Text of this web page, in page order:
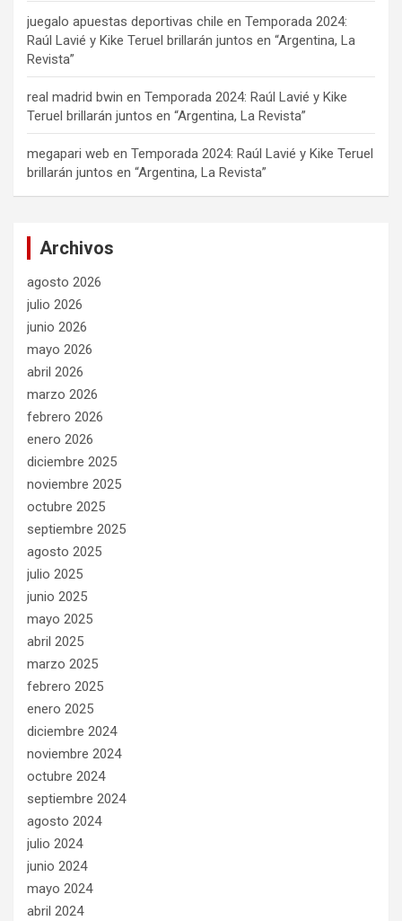
juegalo apuestas deportivas chile en Temporada 2024:
Raúl Lavié y Kike Teruel brillarán juntos en “Argentina, La
Revista”
real madrid bwin en Temporada 2024: Raúl Lavié y Kike
Teruel brillarán juntos en “Argentina, La Revista”
megapari web en Temporada 2024: Raúl Lavié y Kike Teruel
brillarán juntos en “Argentina, La Revista”
Archivos
agosto 2026
julio 2026
junio 2026
mayo 2026
abril 2026
marzo 2026
febrero 2026
enero 2026
diciembre 2025
noviembre 2025
octubre 2025
septiembre 2025
agosto 2025
julio 2025
junio 2025
mayo 2025
abril 2025
marzo 2025
febrero 2025
enero 2025
diciembre 2024
noviembre 2024
octubre 2024
septiembre 2024
agosto 2024
julio 2024
junio 2024
mayo 2024
abril 2024